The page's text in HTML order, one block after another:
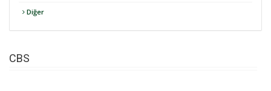
Diğer
CBS